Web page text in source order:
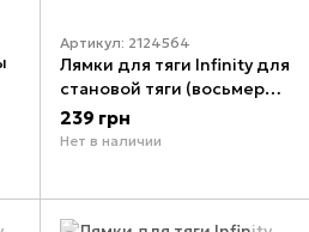
Артикул: 2124564
Лямки для тяги Infinity для
становой тяги (восьмерки
размер L) EasyFit
239 грн
Нет в наличии